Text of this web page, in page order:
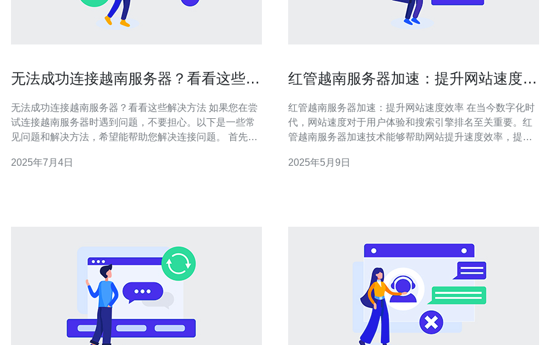
无法成功连接越南服务器？看看这些解
无法成功连接越南服务器？看看这些解决方法 如果您在尝
试连接越南服务器时遇到问题，不要担心。以下是一些常
见问题和解决方法，希望能帮助您解决连接问题。 首先，
的路由器或切换到另一个网络，看看问题是否得到解决。
2025年7月4日
红管越南服务器加速：提升网站速度效
红管越南服务器加速：提升网站速度效率 在当今数字化时
代，网站速度对于用户体验和搜索引擎排名至关重要。红
管越南服务器加速技术能够帮助网站提升速度效率，提供
以下好处： 提升网站加载速度，减少用户等待时间 改善用
2025年5月9日